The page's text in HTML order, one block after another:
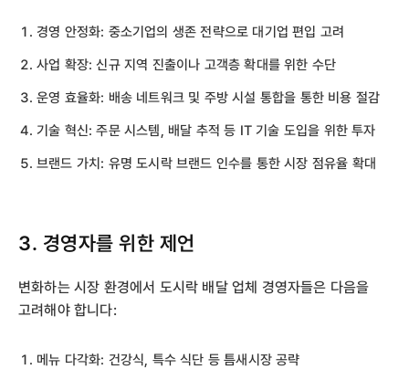
경영 안정화: 중소기업의 생존 전략으로 대기업 편입 고려
사업 확장: 신규 지역 진출이나 고객층 확대를 위한 수단
운영 효율화: 배송 네트워크 및 주방 시설 통합을 통한 비용 절감
기술 혁신: 주문 시스템, 배달 추적 등 IT 기술 도입을 위한 투자
브랜드 가치: 유명 도시락 브랜드 인수를 통한 시장 점유율 확대
3. 경영자를 위한 제언
변화하는 시장 환경에서 도시락 배달 업체 경영자들은 다음을
고려해야 합니다:
메뉴 다각화: 건강식, 특수 식단 등 틈새시장 공략